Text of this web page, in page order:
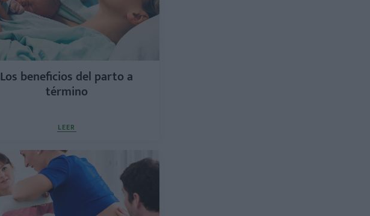
Los beneficios del parto a
término
LEER